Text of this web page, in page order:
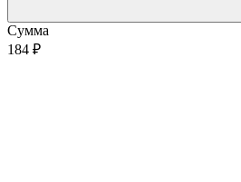
Сумма
184 ₽